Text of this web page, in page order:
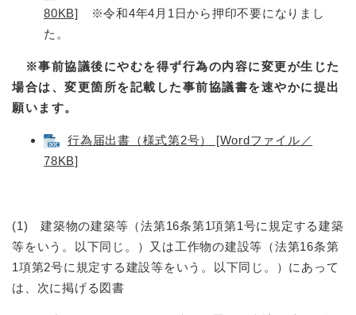
80KB]
※令和4年4月1日から押印不要になりまし
た。
※事前協議後にやむを得ず行為の内容に変更が生じた
場合は、変更箇所を記載した事前協議書を速やかに提出
願います。
行為届出書（様式第2号） [Wordファイル／
78KB]
(1) 建築物の建築等（法第16条第1項第1号に規定する建築
等をいう。以下同じ。）又は工作物の建設等（法第16条第
1項第2号に規定する建設等をいう。以下同じ。）にあって
は、次に掲げる図書